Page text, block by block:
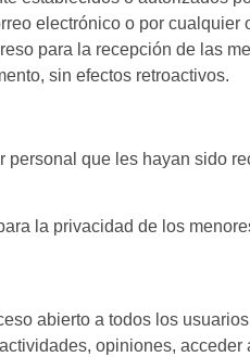
electrónico o por
para la recepción de las
sin efectos retroactivos.
personal que les hayan sido
la privacidad de los
abierto a todos los
opiniones,